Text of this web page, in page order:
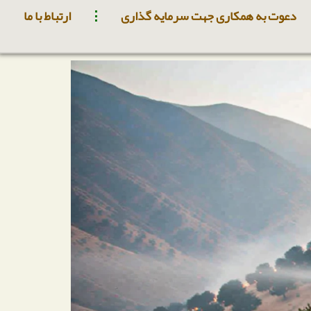
دعوت به همکاری جهت سرمایه گذاری ارتباط با ما